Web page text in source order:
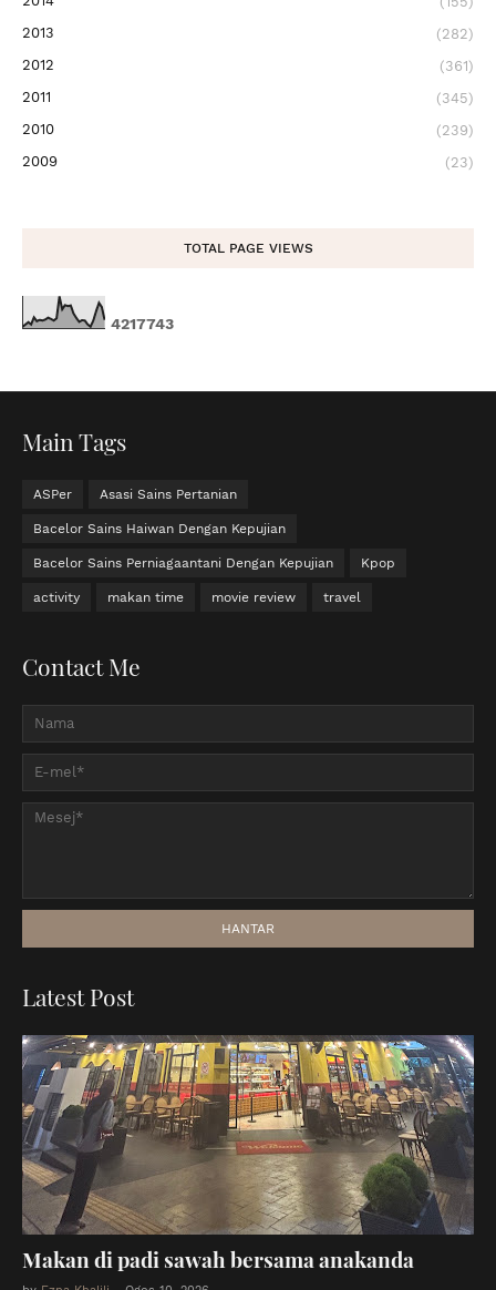
2013
(282)
2012
(361)
2011
(345)
2010
(239)
2009
(23)
TOTAL PAGE VIEWS
4217743
Main Tags
ASPer Asasi Sains Pertanian
Bacelor Sains Haiwan Dengan Kepujian
Bacelor Sains Perniagaantani Dengan Kepujian Kpop
activity makan time movie review travel
Contact Me
Latest Post
Makan di padi sawah bersama anakanda